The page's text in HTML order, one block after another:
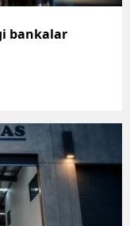
bankalar